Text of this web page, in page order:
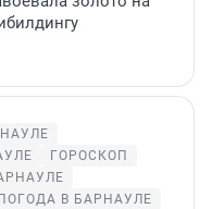
ГОРОСКОП
ПОГОДА В БАРНАУЛЕ